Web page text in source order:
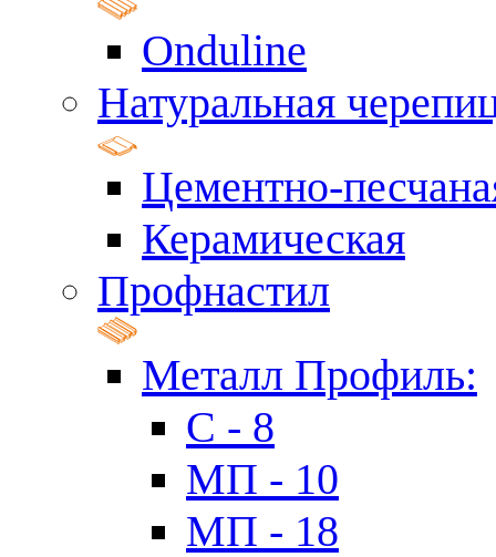
Onduline
Натуральная
Цементно-
Керамическая
Профнастил
Металл Профиль:
C - 8
МП - 10
МП - 18